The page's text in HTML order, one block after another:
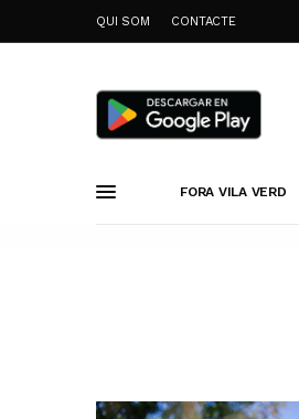
QUI SOM CONTACTE
FORA VILA VERD